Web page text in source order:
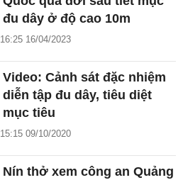
đu dây ở độ cao 10m
16:25 16/04/2023
Video: Cảnh sát đặc nhiệm
diễn tập đu dây, tiêu diệt
mục tiêu
15:15 09/10/2020
Nín thở xem công an Quảng